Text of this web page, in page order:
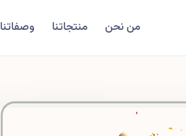
من نحن منتجاتنا وصفاتنا